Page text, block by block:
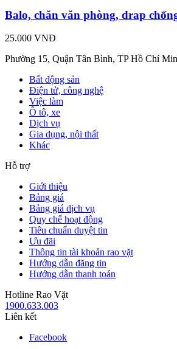
Balo, chăn văn phòng, drap
25.000 VNĐ
Phường 15, Quận Tân Bình, TP Hồ Chí
Bất động sản
Điện tử, công nghệ
Việc làm
Ô tô, xe
Dịch vụ
Gia dụng, nội thất
Khác
Hỗ trợ
Giới thiệu
Bảng giá
Bảng giá dịch vụ
Quy chế hoạt động
Tiêu chuẩn duyệt tin
Ưu đãi
Thông tin tài khoản rao vặt
Hướng dẫn đăng tin
Hướng dẫn thanh toán
Hotline Rao Vặt
1900.633.003
Liên kết
Facebook